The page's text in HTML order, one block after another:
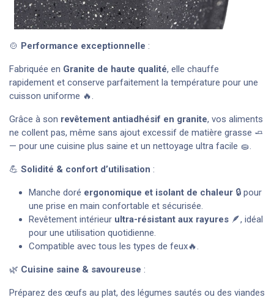
🍲 Performance exceptionnelle :
Fabriquée en Granite de haute qualité, elle chauffe
rapidement et conserve parfaitement la température pour une
cuisson uniforme 🔥.
Grâce à son revêtement antiadhésif en granite, vos aliments
ne collent pas, même sans ajout excessif de matière grasse 🧈
— pour une cuisine plus saine et un nettoyage ultra facile 🧽.
💪 Solidité & confort d’utilisation :
Manche doré ergonomique et isolant de chaleur 🔒 pour
une prise en main confortable et sécurisée.
Revêtement intérieur ultra-résistant aux rayures 🪶, idéal
pour une utilisation quotidienne.
Compatible avec tous les types de feux🔥.
🌿 Cuisine saine & savoureuse :
Préparez des œufs au plat, des légumes sautés ou des viandes